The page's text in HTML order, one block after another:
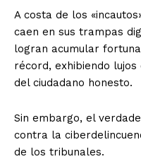
A costa de los
caen en sus trampas
logran acumular
récord, exhibiendo
del ciudadano honesto.
​Sin embargo, el
contra la
de los tribunales.